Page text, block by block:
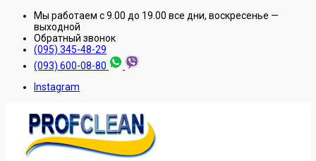
Мы работаем с 9.00 до 19.00 все дни, воскресенье —
выходной
Обратный звонок
(095) 345-48-29
(093) 600-08-80
Instagram